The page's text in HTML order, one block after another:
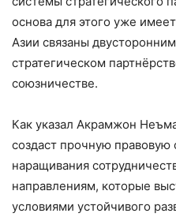
основа для этого уже
Азии связаны
стратегическом
союзничестве.
Как указал Акрамжон
создаст прочную правовую
наращивания
направлениям, которые
условиями устойчивого